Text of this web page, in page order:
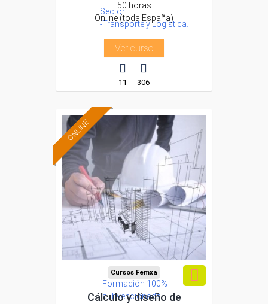
Sector
-Transporte y Logística.
50 horas
Online (toda España)
Ver curso
11 306
ONLINE
Formación 100%
subvencionada.
Cursos Femxa
Cálculo y diseño de